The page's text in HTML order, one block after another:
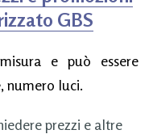
GBS
e può essere
numero luci.
prezzi e altre